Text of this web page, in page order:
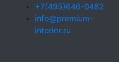
+7(495)646-0482
info@premium-
interior.ru